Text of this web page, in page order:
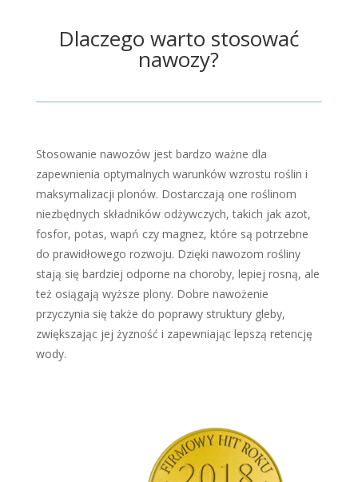
Dlaczego warto stosować
nawozy?
Stosowanie nawozów jest bardzo ważne dla
zapewnienia optymalnych warunków wzrostu roślin i
maksymalizacji plonów. Dostarczają one roślinom
niezbędnych składników odżywczych, takich jak azot,
fosfor, potas, wapń czy magnez, które są potrzebne
do prawidłowego rozwoju. Dzięki nawozom rośliny
stają się bardziej odporne na choroby, lepiej rosną, ale
też osiągają wyższe plony. Dobre nawożenie
przyczynia się także do poprawy struktury gleby,
zwiększając jej żyzność i zapewniając lepszą retencję
wody.